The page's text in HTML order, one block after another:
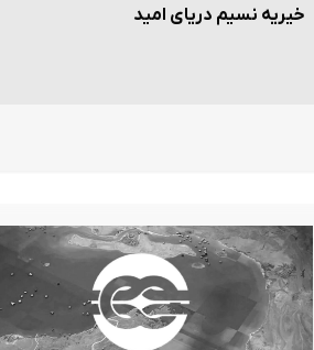
خیریه نسیم دریای امید